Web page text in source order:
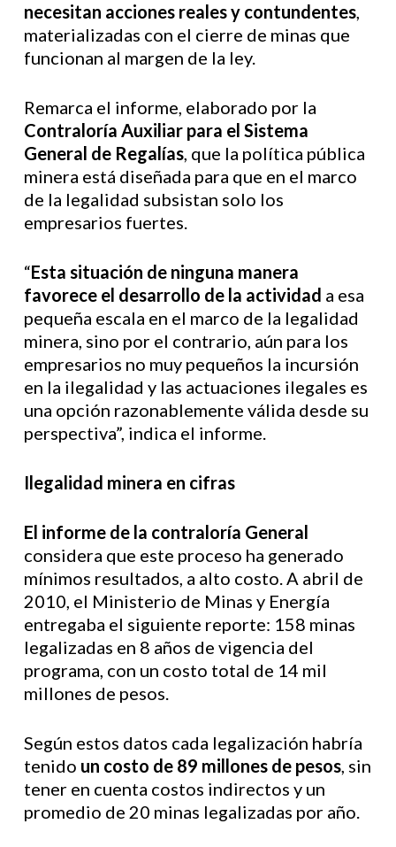
necesitan acciones reales y contundentes,
materializadas con el cierre de minas que
funcionan al margen de la ley.
Remarca el informe, elaborado por la
Contraloría Auxiliar para el Sistema
General de Regalías, que la política pública
minera está diseñada para que en el marco
de la legalidad subsistan solo los
empresarios fuertes.
“Esta situación de ninguna manera
favorece el desarrollo de la actividad a esa
pequeña escala en el marco de la legalidad
minera, sino por el contrario, aún para los
empresarios no muy pequeños la incursión
en la ilegalidad y las actuaciones ilegales es
una opción razonablemente válida desde su
perspectiva”, indica el informe.
Ilegalidad minera en cifras
El informe de la contraloría General
considera que este proceso ha generado
mínimos resultados, a alto costo. A abril de
2010, el Ministerio de Minas y Energía
entregaba el siguiente reporte: 158 minas
legalizadas en 8 años de vigencia del
programa, con un costo total de 14 mil
millones de pesos.
Según estos datos cada legalización habría
tenido un costo de 89 millones de pesos, sin
tener en cuenta costos indirectos y un
promedio de 20 minas legalizadas por año.